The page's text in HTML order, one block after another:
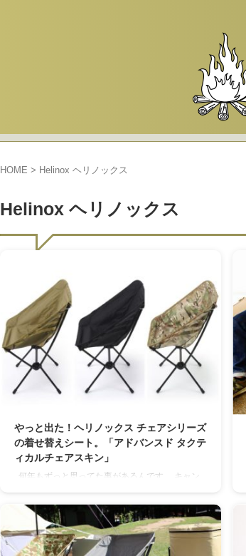
HOME > Helinox ヘリノックス
Helinox ヘリノックス
やっと出た！ヘリノックス チェアシリーズ
の着せ替えシート。「アドバンスド タクテ
ィカルチェアスキン」
何年もずっと思ってた事があるんです。 キャン
粉で穴が開いたりしてるチェアを見ることは多々
あります。 実際僕のチェアも小さな穴が開いてた
りします。 そんな時に思うことは、 着せ替えシー
トだけの販売があれば・・・と。 はい！ やっと出